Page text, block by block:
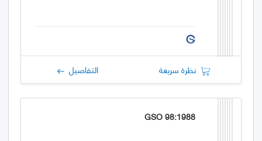
نظرة سريعة التفاصيل
GSO 98:1988